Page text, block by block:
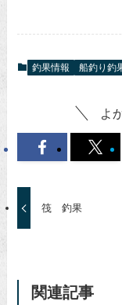
釣果情報 船釣り釣
よ
筏 釣果
関連記事